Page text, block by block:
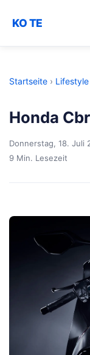
KO TE
Startseite › Lifestyle
Honda
Donnerstag, 18. Juli
9 Min. Lesezeit